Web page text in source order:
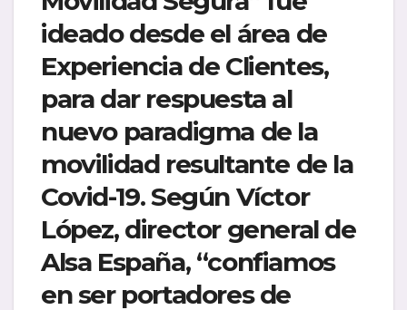
ideado desde el área de
Experiencia de Clientes,
para dar respuesta al
nuevo paradigma de la
movilidad resultante de la
Covid-19. Según Víctor
López, director general de
Alsa España, “confiamos
en ser portadores de